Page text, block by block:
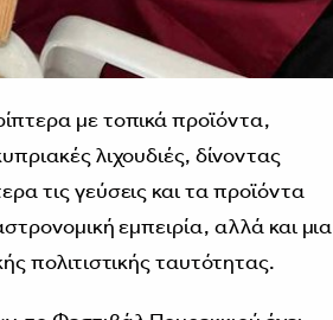
με τοπικά προϊόντα,
λιχουδιές, δίνοντας
τις γεύσεις και τα προϊόντα
εμπειρία, αλλά και μια
πολιτιστικής ταυτότητας.